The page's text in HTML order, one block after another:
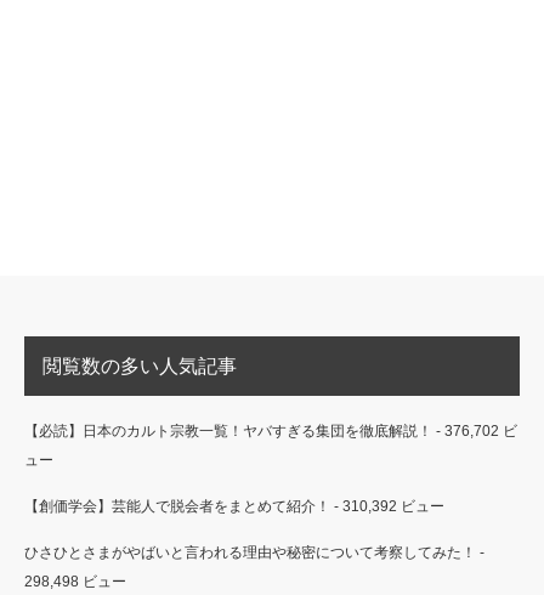
閲覧数の多い人気記事
【必読】日本のカルト宗教一覧！ヤバすぎる集団を徹底解説！ - 376,702 ビ
ュー
【創価学会】芸能人で脱会者をまとめて紹介！ - 310,392 ビュー
ひさひとさまがやばいと言われる理由や秘密について考察してみた！ -
298,498 ビュー